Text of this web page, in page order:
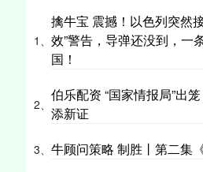
1、
擒牛宝 震撼！以色列突然
效”警告，导弹还没到，一
国！
2、
伯乐配资 “国家情报局”出
添新证
3、 牛顾问策略 制胜丨第二集《